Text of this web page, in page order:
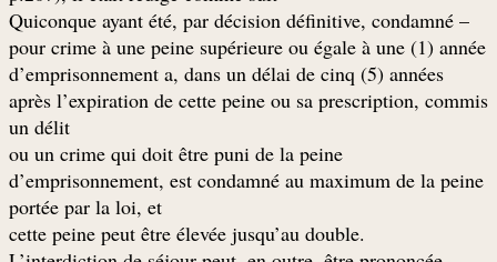
– Quiconque ayant été, par décision définitive, condamné
pour crime à une peine supérieure ou égale à une (1) année
d’emprisonnement a, dans un délai de cinq (5) années
après l’expiration de cette peine ou sa prescription, commis
un délit
ou un crime qui doit être puni de la peine
d’emprisonnement, est condamné au maximum de la peine
portée par la loi, et
.cette peine peut être élevée jusqu’au double